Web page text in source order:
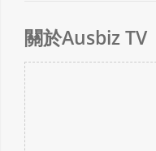
關於Ausbiz TV